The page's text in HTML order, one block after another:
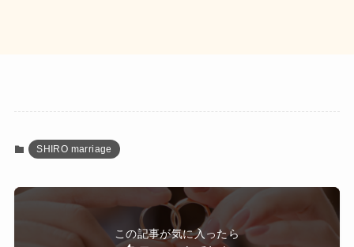
SHIRO marriage
この記事が気に入ったら